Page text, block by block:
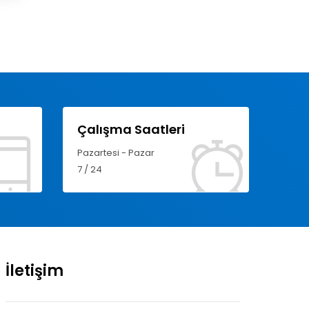
Çalışma Saatleri
Pazartesi - Pazar
7 / 24
İletişim